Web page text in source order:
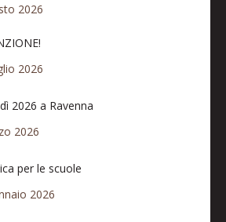
2026
2026
2026 a Ravenna
2026
per le scuole
2026